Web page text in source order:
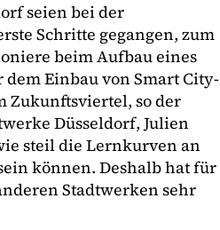
seien bei der
Schritte gegangen, zum
beim Aufbau eines
Einbau von Smart City-
Zukunftsviertel, so der
Düsseldorf, Julien
steil die Lernkurven an
können. Deshalb hat für
Stadtwerken sehr